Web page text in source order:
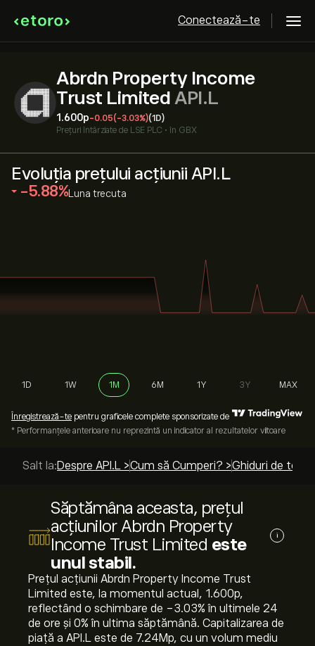
Conectează-te
Abrdn Property Income
Trust Limited API.L
1.600‎p‎-0.05(-3.03%)(1D)
Prețuri întârziate de LSE PLC • în GBX
Evoluția prețului acțiunii API.L
‎-5.88‎ Luna trecuta
1D 1W 1M 6M 1Y 3Y MAX
Înregistrează-te pentru graficele complete sponsorizate de
* Performanțele anterioare nu reprezintă un indicator al rezultatelor viitoare
Salt la:Despre API.L >Cum să Cumperi? >Ghiduri de top >
Săptămâna aceasta, prețul
acțiunilor Abrdn Property
Income Trust Limited este
unul stabil.
i
Prețul acțiunii Abrdn Property Income Trust
Limited este, la momentul actual, 1.600‎p‎,
reflectând o schimbare de ‎-3.03‎% în ultimele 24
de ore și ‎0‎% în ultima săptămână. Capitalizarea de
piață a API.L este de 7.24M‎p‎, cu un volum mediu